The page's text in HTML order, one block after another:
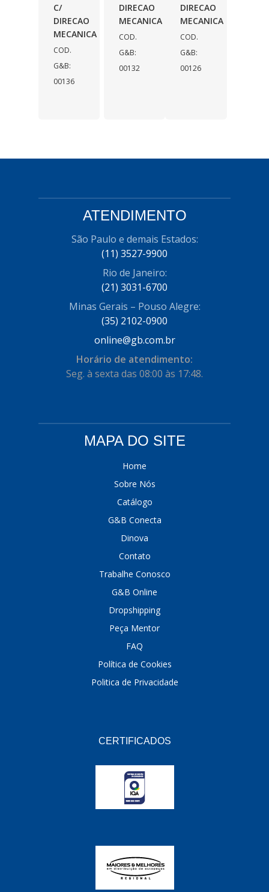
C/
DIRECAO
MECANICA
COD.
G&B:
00136
DIRECAO
MECANICA
COD.
G&B:
00132
DIRECAO
MECANICA
COD.
G&B:
00126
ATENDIMENTO
São Paulo e demais Estados:
(11) 3527-9900
Rio de Janeiro:
(21) 3031-6700
Minas Gerais – Pouso Alegre:
(35) 2102-0900
online@gb.com.br
Horário de atendimento:
Seg. à sexta das 08:00 às 17:48.
MAPA DO SITE
Home
Sobre Nós
Catálogo
G&B Conecta
Dinova
Contato
Trabalhe Conosco
G&B Online
Dropshipping
Peça Mentor
FAQ
Política de Cookies
Politica de Privacidade
CERTIFICADOS